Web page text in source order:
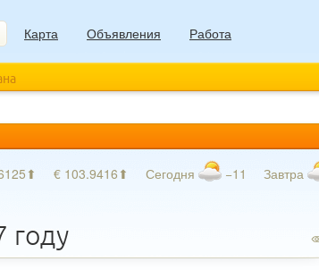
Карта Объявления Работа
€ 103.9416⬆ Сегодня −11 Завтра
году